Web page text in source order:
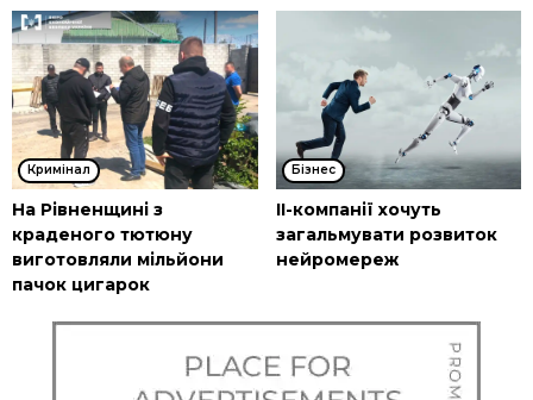
Кримінал
На Рівненщині з
краденого тютюну
виготовляли мільйони
пачок цигарок
Бізнес
ІІ-компанії хочуть
загальмувати розвиток
нейромереж